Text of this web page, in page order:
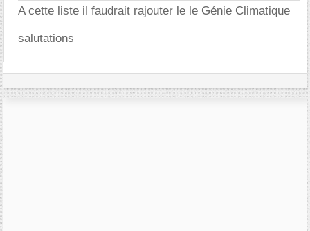
A cette liste il faudrait rajouter le le Génie Climatique
salutations